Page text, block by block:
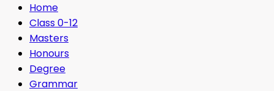
Home
Class 0-12
Masters
Honours
Degree
Grammar